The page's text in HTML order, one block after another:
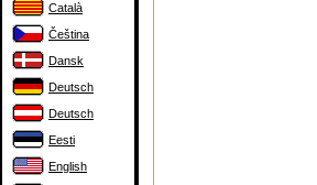
Català
Čeština
Dansk
Deutsch
Deutsch
Eesti
English